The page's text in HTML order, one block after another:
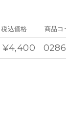
税込価格
¥4,400
商品コ